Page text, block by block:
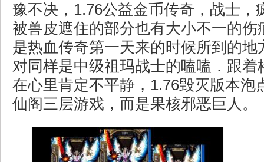
豫不决，1.76公益金币传奇，战士，
被兽皮遮住的部分也有大小不一的伤
是热血传奇第一天来的时候所到的地
对同样是中级祖玛战士的嗑嗑．跟着
在心里肯定不平静，1.76毁灭版本泡
仙阁三层游戏，而是果核邪恶巨人。